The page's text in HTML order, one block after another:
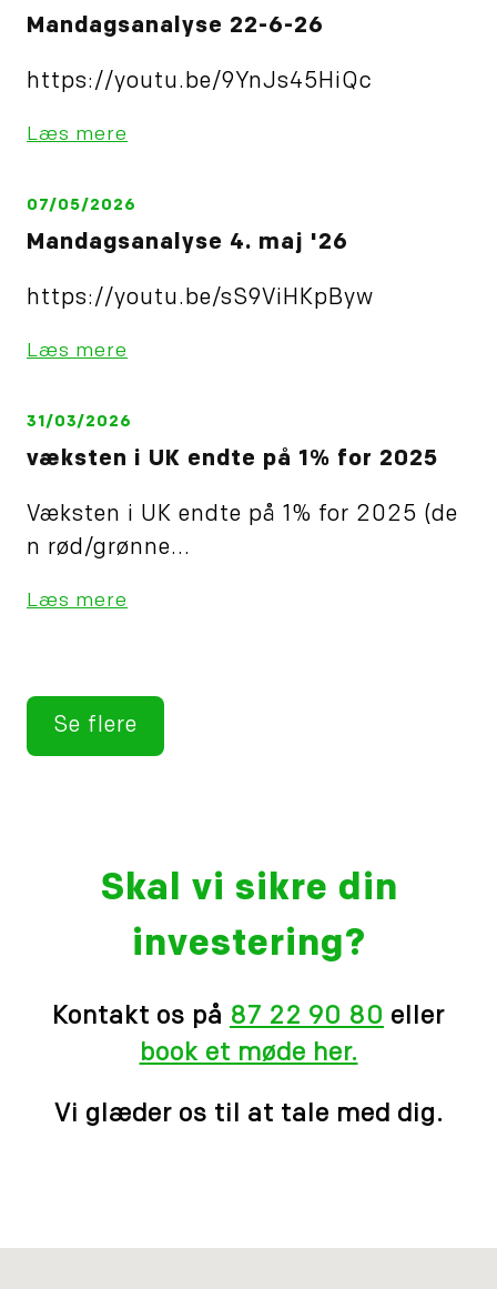
Mandagsanalyse 22-6-26
https://youtu.be/9YnJs45HiQc
Læs mere
07/05/2026
Mandagsanalyse 4. maj '26
https://youtu.be/sS9ViHKpByw
Læs mere
31/03/2026
væksten i UK endte på 1% for 2025
Væksten i UK endte på 1% for 2025 (de
n rød/grønne...
Læs mere
Se flere
Skal vi sikre din
investering?
Kontakt os på 87 22 90 80 eller
book et møde her.
Vi glæder os til at tale med dig.